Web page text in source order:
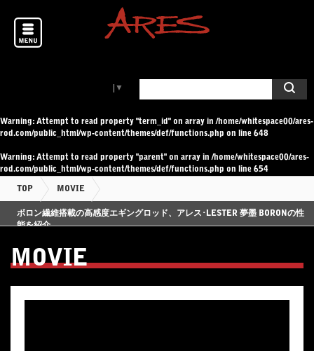
▼
Warning : Attempt to read property "term_id" on array in/home/whitespace00/ares-
rod.com/public_html/wp-content/themes/def/functions.php on line 648
Warning : Attempt to read property "parent" on array in/home/whitespace00/ares-
rod.com/public_html/wp-content/themes/def/functions.php on line 654
TOP MOVIE
ボロン繊維搭載の高感度エギングロッド、アレス･LESTER 夢墨 BORONの性
能を紹介
MOVIE